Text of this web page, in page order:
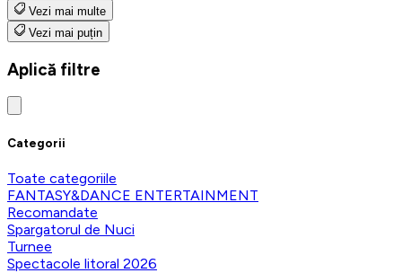
Vezi mai multe
Vezi mai puțin
Aplică filtre
Categorii
Toate categoriile
FANTASY&DANCE ENTERTAINMENT
Recomandate
Spargatorul de Nuci
Turnee
Spectacole litoral 2026